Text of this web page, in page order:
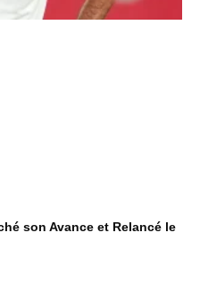
son Avance et Relancé le